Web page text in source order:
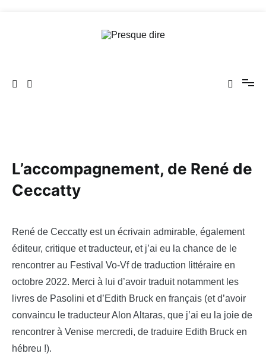
L’accompagnement, de René de
Ceccatty
René de Ceccatty est un écrivain admirable, également
éditeur, critique et traducteur, et j’ai eu la chance de le
rencontrer au Festival Vo-Vf de traduction littéraire en
octobre 2022. Merci à lui d’avoir traduit notamment les
livres de Pasolini et d’Edith Bruck en français (et d’avoir
convaincu le traducteur Alon Altaras, que j’ai eu la joie de
rencontrer à Venise mercredi, de traduire Edith Bruck en
hébreu !).